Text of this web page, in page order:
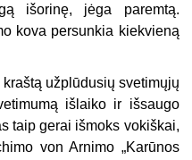
išorinę, jėga paremtą.
kova persunkia kiekvieną
užplūdusių svetimųjų
išlaiko ir išsaugo
taip gerai išmoks vokiškai,
von Arnimo „Karūnos